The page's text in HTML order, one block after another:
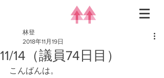
11/14（議員74日目）
林登
2018年11月19日
こんばんは。